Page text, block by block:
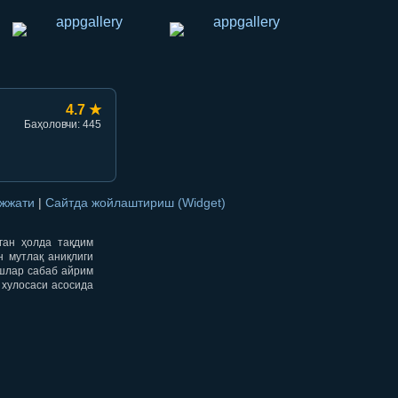
4.7 ★
Баҳоловчи: 445
| Сайтда жойлаштириш (Widget)
ҳолда тақдим
аниқлиги
сабаб айрим
асосида